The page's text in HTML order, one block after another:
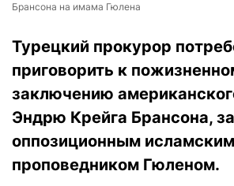
Брансона на имама Гюлена
Турецкий прокурор
приговорить к
заключению
Эндрю Крейга Брансона,
оппозиционным исламским
проповедником Гюленом.